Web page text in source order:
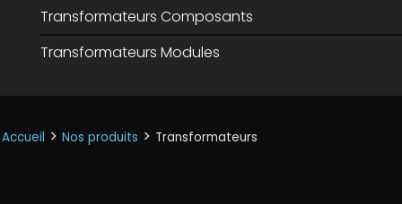
Transformateurs Composants
Transformateurs Modules
Accueil > Nos produits > Transformateurs